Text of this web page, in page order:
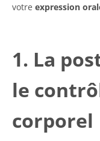
votre expression
1. La
le
corporel